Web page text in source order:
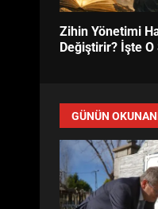
Zihin Yönetimi
Değiştirir? İşte O
GÜNÜN